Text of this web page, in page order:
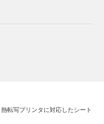
転写プリンタに対応したシート